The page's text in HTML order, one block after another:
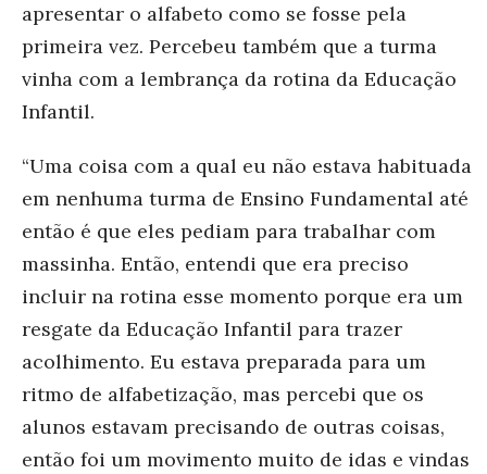
apresentar o alfabeto como se fosse pela
primeira vez. Percebeu também que a turma
vinha com a lembrança da rotina da Educação
Infantil.
“Uma coisa com a qual eu não estava habituada
em nenhuma turma de Ensino Fundamental até
então é que eles pediam para trabalhar com
massinha. Então, entendi que era preciso
incluir na rotina esse momento porque era um
resgate da Educação Infantil para trazer
acolhimento. Eu estava preparada para um
ritmo de alfabetização, mas percebi que os
alunos estavam precisando de outras coisas,
então foi um movimento muito de idas e vindas